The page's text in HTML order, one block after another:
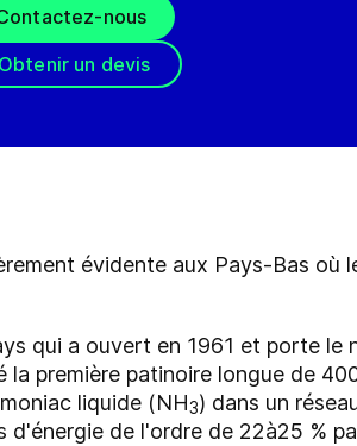
nous
Obtenir un devis
évidente aux Pays-Bas où
qui a ouvert en 1961 et porte le
première patinoire longue de
liquide (NH3) dans un
d'énergie de l'ordre de 22à25 %